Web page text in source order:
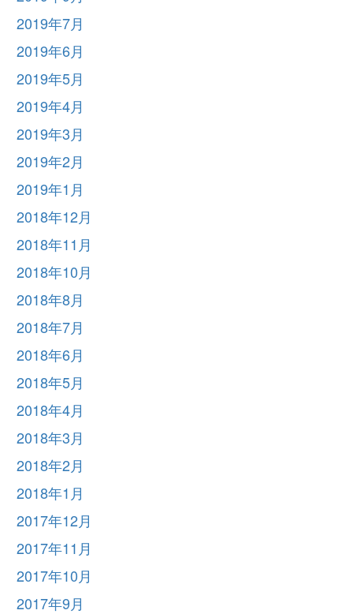
2019年7月
2019年6月
2019年5月
2019年4月
2019年3月
2019年2月
2019年1月
2018年12月
2018年11月
2018年10月
2018年8月
2018年7月
2018年6月
2018年5月
2018年4月
2018年3月
2018年2月
2018年1月
2017年12月
2017年11月
2017年10月
2017年9月